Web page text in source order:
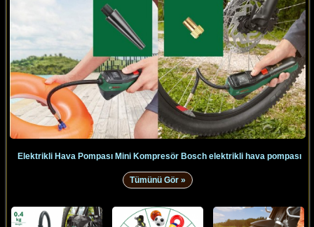
Elektrikli Hava Pompası Mini Kompresör Bosch elektrikli hava pompası
Tümünü Gör »